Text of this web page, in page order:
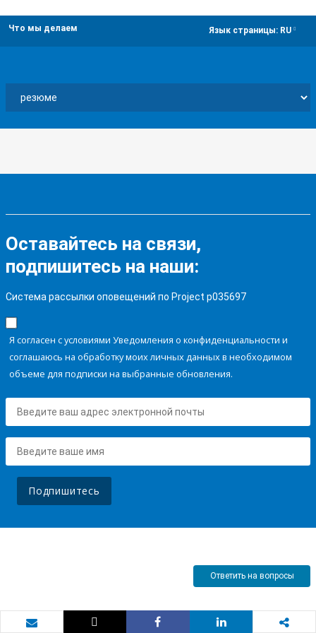
Что мы делаем Язык страницы: RU
Оставайтесь на связи,
подпишитесь на наши:
Система рассылки оповещений по Project p035697
Я согласен с условиями Уведомления о конфиденциальности и
соглашаюсь на обработку моих личных данных в необходимом
объеме для подписки на выбранные обновления.
Подпишитесь
Ответить на вопросы